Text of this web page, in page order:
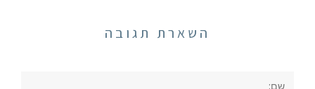
השארת תגובה